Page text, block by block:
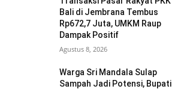
Bali di Jembrana Tembus
Rp672,7 Juta, UMKM Raup
Dampak Positif
Agustus 8, 2026
Warga Sri Mandala Sulap
Sampah Jadi Potensi, Bupati